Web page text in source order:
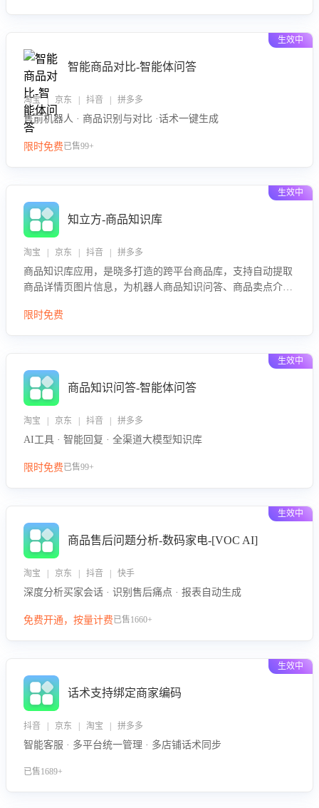
生效中
智能商品对比-智能体问答
淘宝 | 京东 | 抖音 | 拼多多
售前机器人 · 商品识别与对比 ·话术一键生成
限时免费已售99+
生效中
知立方-商品知识库
淘宝 | 京东 | 抖音 | 拼多多
商品知识库应用，是晓多打造的跨平台商品库，支持自动提取
商品详情页图片信息，为机器人商品知识问答、商品卖点介绍
限时免费
生效中
商品知识问答-智能体问答
淘宝 | 京东 | 抖音 | 拼多多
AI工具 · 智能回复 · 全渠道大模型知识库
限时免费已售99+
生效中
商品售后问题分析-数码家电-[VOC AI]
淘宝 | 京东 | 抖音 | 快手
深度分析买家会话 · 识别售后痛点 · 报表自动生成
免费开通，按量计费已售1660+
生效中
话术支持绑定商家编码
抖音 | 京东 | 淘宝 | 拼多多
智能客服 · 多平台统一管理 · 多店铺话术同步
已售1689+